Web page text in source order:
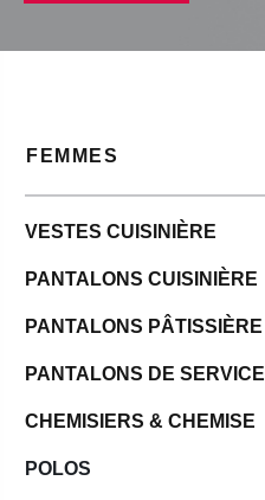
FEMMES
VESTES CUISINIÈRE
PANTALONS CUISINIÈRE
PANTALONS PÂTISSIÈRE
PANTALONS DE SERVICE
CHEMISIERS & CHEMISE
POLOS